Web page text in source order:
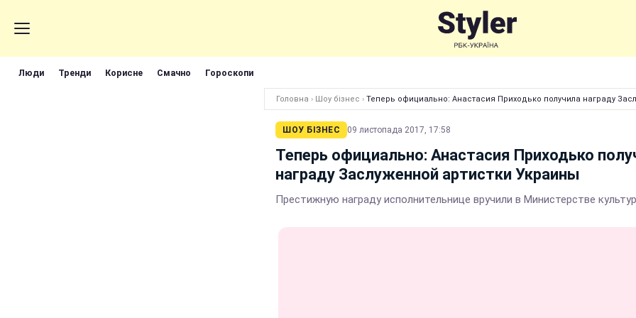
Люди Тренди Корисне Смачно Гороскопи
Головна › Шоу бізнес › Теперь официально: Анастасия Приходько получила награду
ШОУ БІЗНЕС 09 листопада 2017, 17:58
Теперь официально: Анастасия Приходько
награду Заслуженной артистки Украины
Престижную награду исполнительнице вручили в Министерстве